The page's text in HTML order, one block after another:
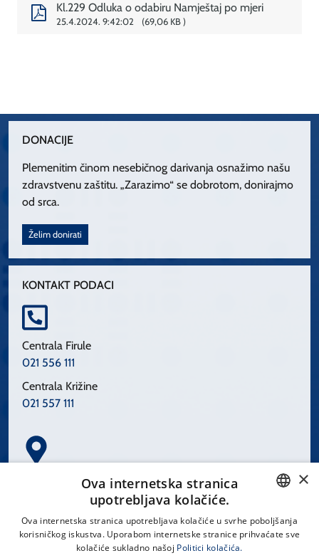
Kl.229 Odluka o odabiru Namještaj po mjeri
25.4.2024. 9:42:02 69,06 KB
DONACIJE
Plemenitim činom nesebičnog darivanja osnažimo našu
zdravstvenu zaštitu. „Zarazimo“ se dobrotom, donirajmo
od srca.
Želim donirati
KONTAKT PODACI
Centrala Firule
021 556 111
Centrala Križine
021 557 111
Spinčićeva 1, 21000 Split
CROATIAN
×
Ova internetska stranica
upotrebljava kolačiće.
Ova internetska stranica upotrebljava kolačiće u svrhe poboljšanja
korisničkog iskustva. Uporabom internetske stranice prihvaćate sve
kolačiće sukladno našoj Politici kolačića.